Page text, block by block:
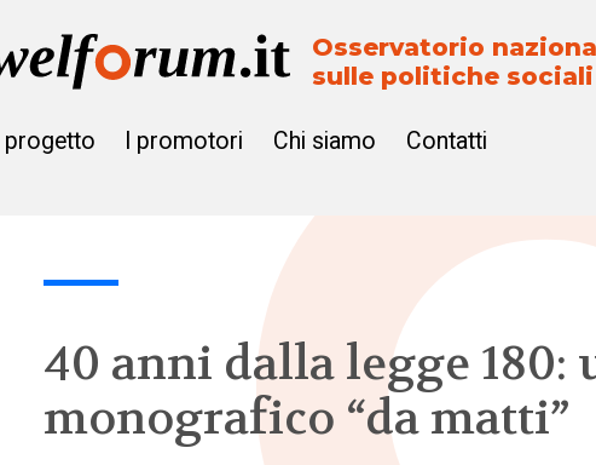
Osservatorio
sulle politiche sociali
Il progetto I promotori Chi siamo Contatti
40 anni dalla legge 180:
monografico “da matti”